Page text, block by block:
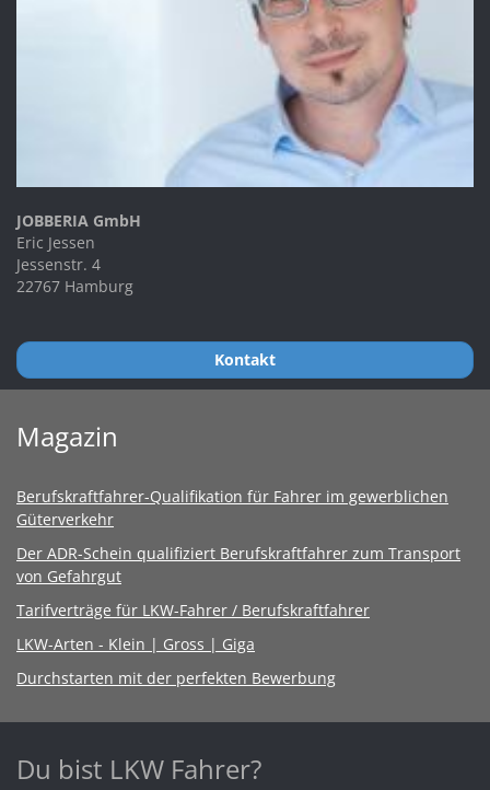
JOBBERIA GmbH
Eric Jessen
Jessenstr. 4
22767 Hamburg
Kontakt
Magazin
Berufskraftfahrer-Qualifikation für Fahrer im gewerblichen
Güterverkehr
Der ADR-Schein qualifiziert Berufskraftfahrer zum Transport
von Gefahrgut
Tarifverträge für LKW-Fahrer / Berufskraftfahrer
LKW-Arten - Klein | Gross | Giga
Durchstarten mit der perfekten Bewerbung
Du bist LKW Fahrer?